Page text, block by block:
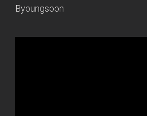
Byoungsoon